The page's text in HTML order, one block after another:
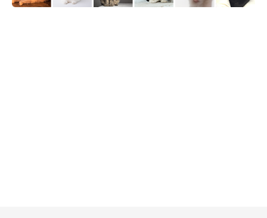
日本でポイント柄の猫が見られるようになったのは1960年代。